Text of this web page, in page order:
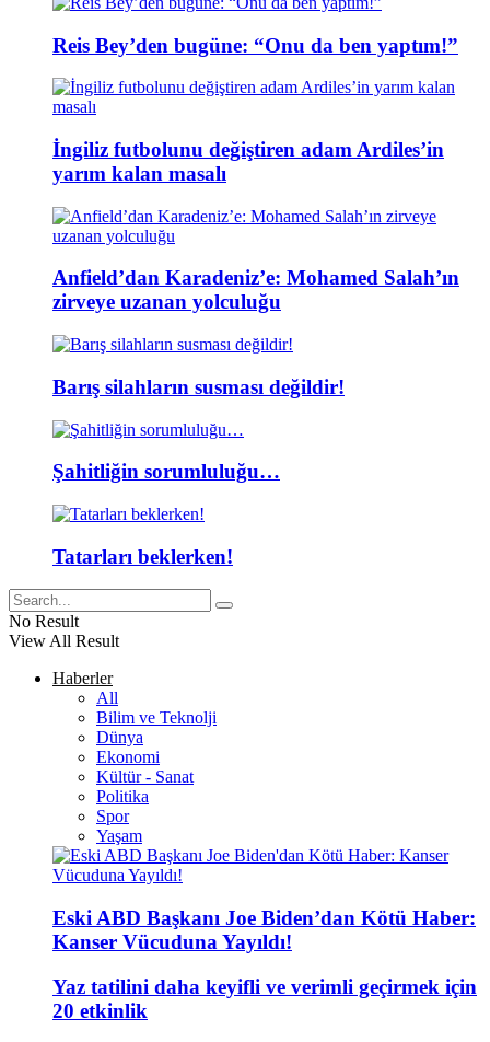
Reis Bey’den bugüne: “Onu da ben yaptım!”
İngiliz futbolunu değiştiren adam Ardiles’in
yarım kalan masalı
Anfield’dan Karadeniz’e: Mohamed Salah’ın
zirveye uzanan yolculuğu
Barış silahların susması değildir!
Şahitliğin sorumluluğu…
Tatarları beklerken!
No Result
View All Result
Haberler
All
Bilim ve Teknolji
Dünya
Ekonomi
Kültür - Sanat
Politika
Spor
Yaşam
Eski ABD Başkanı Joe Biden’dan Kötü Haber:
Kanser Vücuduna Yayıldı!
Yaz tatilini daha keyifli ve verimli geçirmek için
20 etkinlik